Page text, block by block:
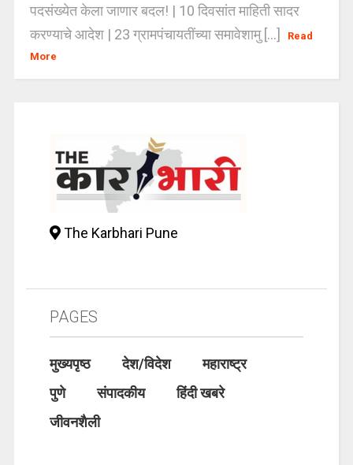
पदसंख्येत केला जाणार बदल! | 10 दिवसांत माहिती सादर
करण्याचे आदेश | 23 ग्रामपंचायतींच्या समावेशामु [...]
Read
More
The Karbhari Pune
PAGES
मुख्यपृष्ठ देश/विदेश
महाराष्ट्र
पुणे
संपादकीय
हिंदी खबरे
जीवनशैली